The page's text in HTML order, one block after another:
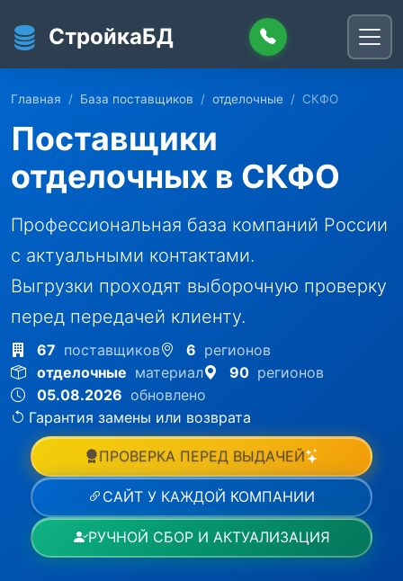
СтройкаБД
Главная База поставщиков отделочные СКФО
Поставщики
отделочных в СКФО
Профессиональная база компаний России
с актуальными контактами.
Выгрузки проходят выборочную проверку
перед передачей клиенту.
67 поставщиков 6 регионов
отделочные материал 90 регионов
05.08.2026 обновлено
Гарантия замены или возврата
ПРОВЕРКА ПЕРЕД ВЫДАЧЕЙ
САЙТ У КАЖДОЙ КОМПАНИИ
РУЧНОЙ СБОР И АКТУАЛИЗАЦИЯ